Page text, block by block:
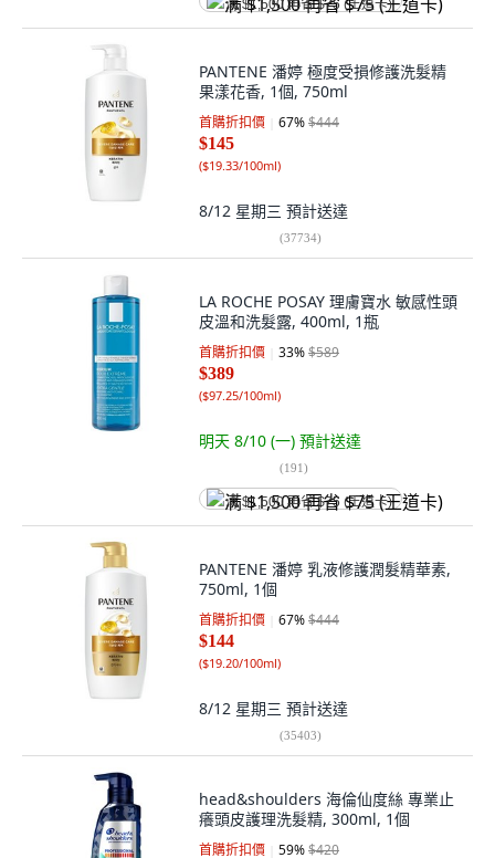
满 $1,500 再省 $75 (王道卡)
PANTENE 潘婷 極度受損修護洗髮精
果漾花香, 1個, 750ml
首購折扣價 67%$444
$145
($19.33/100ml)
8/12 星期三 預計送達
(37734)
LA ROCHE POSAY 理膚寶水 敏感性頭
皮溫和洗髮露, 400ml, 1瓶
首購折扣價 33%$589
$389
($97.25/100ml)
明天 8/10 (一) 預計送達
(191)
满 $1,500 再省 $75 (王道卡)
PANTENE 潘婷 乳液修護潤髮精華素,
750ml, 1個
首購折扣價 67%$444
$144
($19.20/100ml)
8/12 星期三 預計送達
(35403)
head&shoulders 海倫仙度絲 專業止
癢頭皮護理洗髮精, 300ml, 1個
首購折扣價 59%$420